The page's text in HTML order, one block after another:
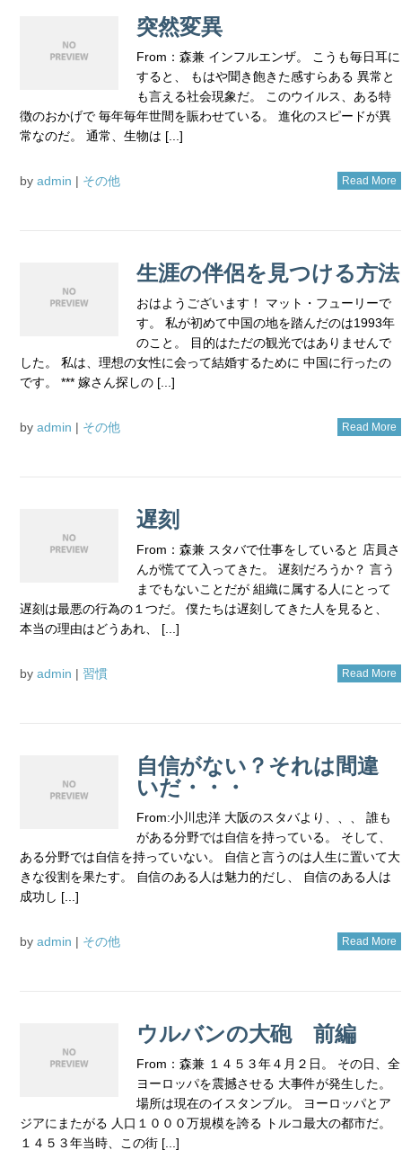
突然変異
From：森兼 インフルエンザ。 こうも毎日耳に
すると、 もはや聞き飽きた感すらある 異常と
も言える社会現象だ。 このウイルス、ある特
徴のおかげで 毎年毎年世間を賑わせている。 進化のスピードが異
常なのだ。 通常、生物は [...]
by admin | その他 Read More
生涯の伴侶を見つける方法
おはようございます！ マット・フューリーで
す。 私が初めて中国の地を踏んだのは1993年
のこと。 目的はただの観光ではありませんで
した。 私は、理想の女性に会って結婚するために 中国に行ったの
です。 *** 嫁さん探しの [...]
by admin | その他 Read More
遅刻
From：森兼 スタバで仕事をしていると 店員さ
んが慌てて入ってきた。 遅刻だろうか？ 言う
までもないことだが 組織に属する人にとって
遅刻は最悪の行為の１つだ。 僕たちは遅刻してきた人を見ると、
本当の理由はどうあれ、 [...]
by admin | 習慣 Read More
自信がない？それは間違
いだ・・・
From:小川忠洋 大阪のスタバより、、、 誰も
がある分野では自信を持っている。 そして、
ある分野では自信を持っていない。 自信と言うのは人生に置いて大
きな役割を果たす。 自信のある人は魅力的だし、 自信のある人は
成功し [...]
by admin | その他 Read More
ウルバンの大砲 前編
From：森兼 １４５３年４月２日。 その日、全
ヨーロッパを震撼させる 大事件が発生した。
場所は現在のイスタンブル。 ヨーロッパとア
ジアにまたがる 人口１０００万規模を誇る トルコ最大の都市だ。
１４５３年当時、この街 [...]